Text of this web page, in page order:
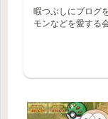
暇つぶしにブログ
モンなどを愛する